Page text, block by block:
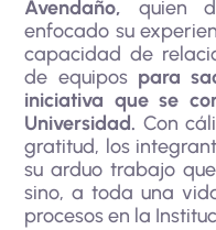
Avendaño, quien
enfocado su
capacidad de
de equipos para
iniciativa que se
Universidad. Con
gratitud, los
su arduo trabajo
sino, a toda una
procesos en la